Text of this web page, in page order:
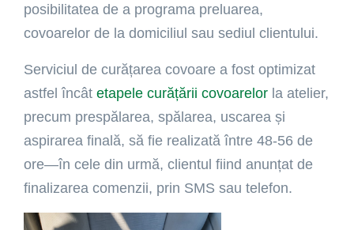
posibilitatea de a programa preluarea,
covoarelor de la domiciliul sau sediul clientului.
Serviciul de curățarea covoare a fost optimizat
astfel încât etapele curățării covoarelor la atelier,
precum prespălarea, spălarea, uscarea și
aspirarea finală, să fie realizată între 48-56 de
ore—în cele din urmă, clientul fiind anunțat de
finalizarea comenzii, prin SMS sau telefon.